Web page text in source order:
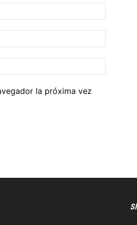
la próxima vez